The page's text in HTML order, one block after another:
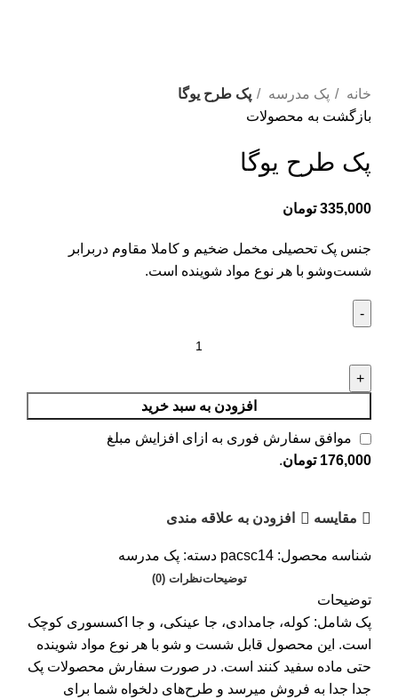
خانه پک مدرسه
پک طرح یوگا
بازگشت به محصولات
پک طرح یوگا
335,000 تومان
جنس پک تحصیلی مخمل ضخیم و کاملا مقاوم دربرابر
شست‌وشو با هر نوع مواد شوینده است.
افزودن به سبد خرید
موافق سفارش فوری به ازای افزایش مبلغ
176,000 تومان.
مقایسه افزودن به علاقه مندی
شناسه محصول: pacsc14 دسته: پک مدرسه
توضیحاتنظرات (0)
توضیحات
پک شامل: کوله، جامدادی، جا عینکی، و جا اکسسوری کوچک
است. این محصول قابل شست و شو با هر نوع مواد شوینده
حتی ماده سفید کنند است. در صورت سفارش محصولات پک
جدا جدا به فروش میرسد و طرح‌های دلخواه شما برای